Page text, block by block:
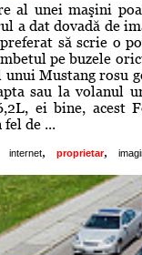
al unei maşini
a dat dovadă de
să scrie o
pe buzele
Mustang rosu
sau la volanul
ei bine, acest
fel de ...
internet, proprietar,